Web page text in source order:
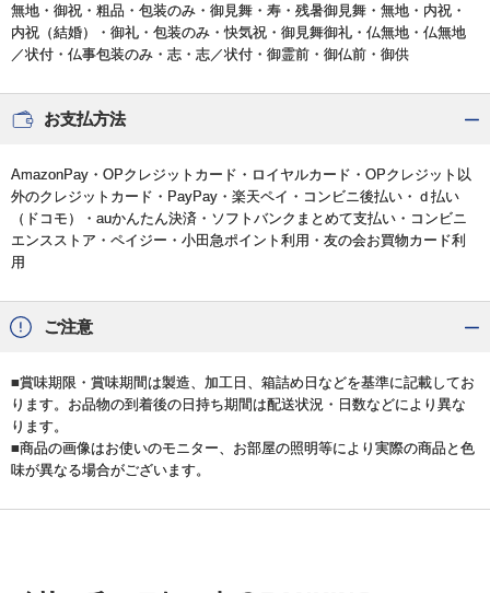
無地・御祝・粗品・包装のみ・御見舞・寿・残暑御見舞・無地・内祝・
内祝（結婚）・御礼・包装のみ・快気祝・御見舞御礼・仏無地・仏無地
／状付・仏事包装のみ・志・志／状付・御霊前・御仏前・御供
お支払方法
AmazonPay・OPクレジットカード・ロイヤルカード・OPクレジット以
外のクレジットカード・PayPay・楽天ペイ・コンビニ後払い・ｄ払い
（ドコモ）・auかんたん決済・ソフトバンクまとめて支払い・コンビニ
エンスストア・ペイジー・小田急ポイント利用・友の会お買物カード利
用
ご注意
■賞味期限・賞味期間は製造、加工日、箱詰め日などを基準に記載してお
ります。お品物の到着後の日持ち期間は配送状況・日数などにより異な
ります。
■商品の画像はお使いのモニター、お部屋の照明等により実際の商品と色
味が異なる場合がございます。